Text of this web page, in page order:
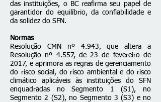
das instituições, o BC reafirma seu papel de
garantidor do equilíbrio, da confiabilidade e
da solidez do SFN.​
Normas
Resolução CMN nº 4.943, que altera a
Resolução nº 4.557, de 23 de fevereiro de
2017, e aprimora as regras de gerenciamento
do risco social, do risco ambiental e do risco
climático aplicáveis às instituições do SFN
enquadradas no Segmento 1 (S1), no
Segmento 2 (S2), no Segmento 3 (S3) e no